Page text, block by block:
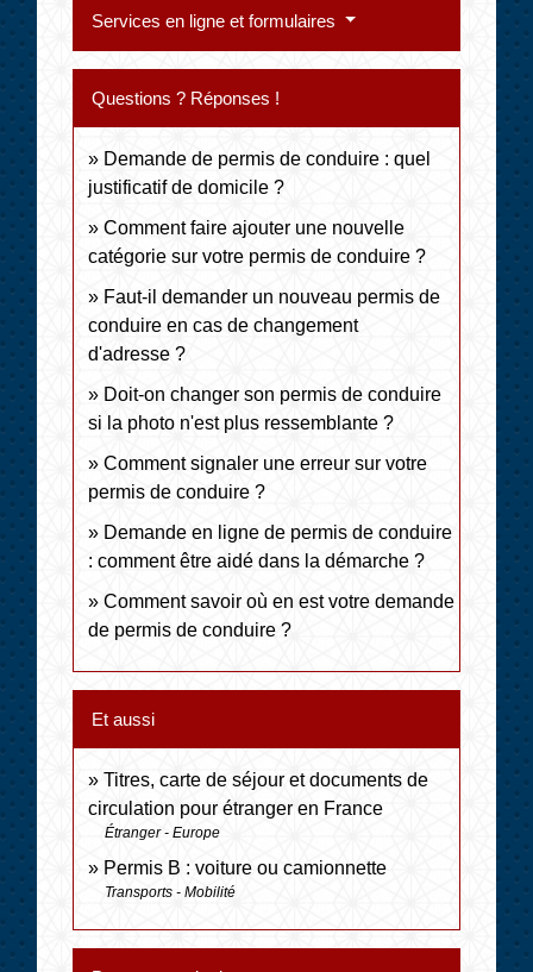
Services en ligne et formulaires
Questions ? Réponses !
Demande de permis de conduire : quel
justificatif de domicile ?
Comment faire ajouter une nouvelle
catégorie sur votre permis de conduire ?
Faut-il demander un nouveau permis de
conduire en cas de changement
d'adresse ?
Doit-on changer son permis de conduire
si la photo n'est plus ressemblante ?
Comment signaler une erreur sur votre
permis de conduire ?
Demande en ligne de permis de conduire
: comment être aidé dans la démarche ?
Comment savoir où en est votre demande
de permis de conduire ?
Et aussi
Titres, carte de séjour et documents de
circulation pour étranger en France
Étranger - Europe
Permis B : voiture ou camionnette
Transports - Mobilité